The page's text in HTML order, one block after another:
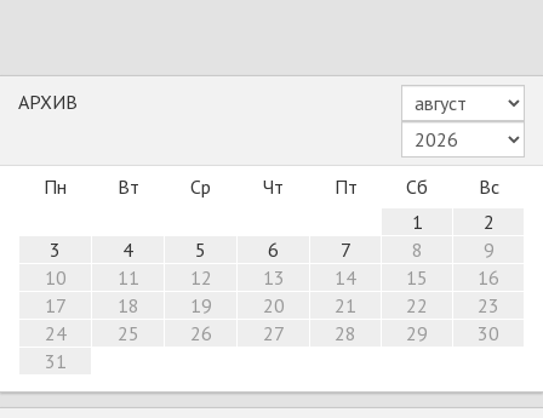
АРХИВ
Пн Вт Ср Чт Пт Сб
Вс
1
2
3
4 5 6 7 8
9
10
11 12 13 14 15
16
17
18 19 20 21 22
23
24
25 26 27 28 29
30
31